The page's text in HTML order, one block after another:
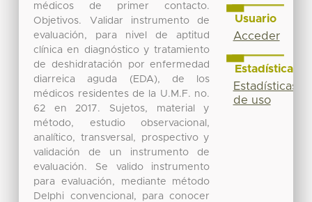
médicos de primer contacto.
Objetivos. Validar instrumento de
evaluación, para nivel de aptitud
clínica en diagnóstico y tratamiento
de deshidratación por enfermedad
diarreica aguda (EDA), de los
médicos residentes de la U.M.F. no.
62 en 2017. Sujetos, material y
método, estudio observacional,
analítico, transversal, prospectivo y
validación de un instrumento de
evaluación. Se valido instrumento
para evaluación, mediante método
Delphi convencional, para conocer
Usuario
Acceder
Estadísticas
Estadísticas
de uso